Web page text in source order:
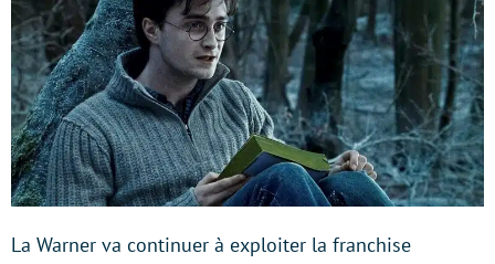
La Warner va continuer à exploiter la franchise